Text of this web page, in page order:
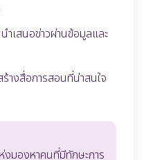
ำเสนอข่าวผ่านข้อมูลและ
ร้างสื่อการสอนที่น่าสนใจ
มองหาคนที่มีทักษะการ